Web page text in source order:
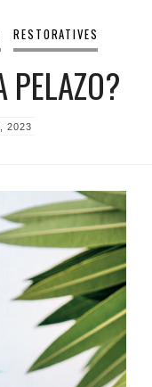
RESTORATIVES
PELAZO?
2023